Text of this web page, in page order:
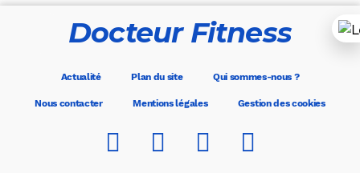
Docteur Fitness
Actualité Plan du site Qui sommes-nous ?
Nous contacter Mentions légales Gestion des cookies